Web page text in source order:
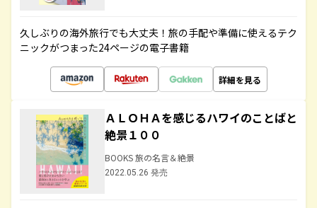
久しぶりの海外旅行でも大丈夫！旅の手配や準備に使えるテク
ニックがつまった24ページの電子書籍
詳細を見る
ＡＬＯＨＡを感じるハワイのことばと
絶景１００
BOOKS 旅の名言＆絶景
2022.05.26 発売